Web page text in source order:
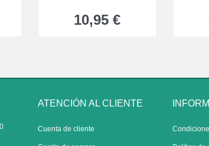
10,95 €
ATENCIÓN AL CLIENTE
Cuenta de cliente